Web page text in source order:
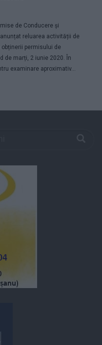
de Conducere și
reluarea activității de
permisului de
de marți, 2 iunie 2020. În
examinare aproximativ...